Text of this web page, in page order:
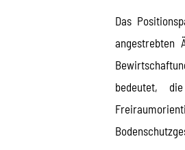
Das
angestrebten
bedeutet,